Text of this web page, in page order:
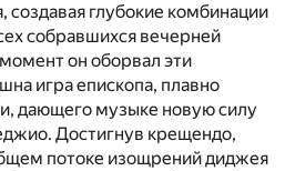
создавая глубокие комбинации
собравшихся вечерней
он оборвал эти
игра епископа, плавно
дающего музыке новую силу
Достигнув крещендо,
потоке изощрений диджея